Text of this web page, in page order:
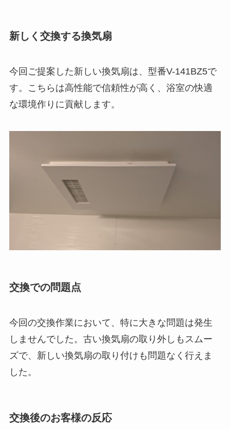
新しく交換する換気扇
今回ご提案した新しい換気扇は、型番V-141BZ5で
す。こちらは高性能で信頼性が高く、浴室の快適
な環境作りに貢献します。
交換での問題点
今回の交換作業において、特に大きな問題は発生
しませんでした。古い換気扇の取り外しもスムー
ズで、新しい換気扇の取り付けも問題なく行えま
した。
交換後のお客様の反応